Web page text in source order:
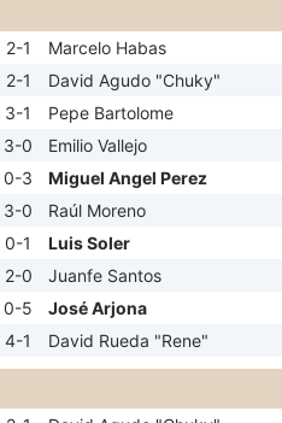
2-1
Marcelo Habas
2-1
David Agudo "Chuky"
3-1
Pepe Bartolome
3-0
Emilio Vallejo
0-3
Miguel Angel Perez
3-0
Raúl Moreno
0-1
Luis Soler
2-0
Juanfe Santos
0-5
José Arjona
4-1 David Rueda "Rene"